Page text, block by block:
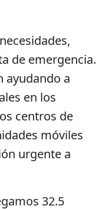
de emergencia.
ayudando a
en los
centros de
móviles
urgente a
32.5